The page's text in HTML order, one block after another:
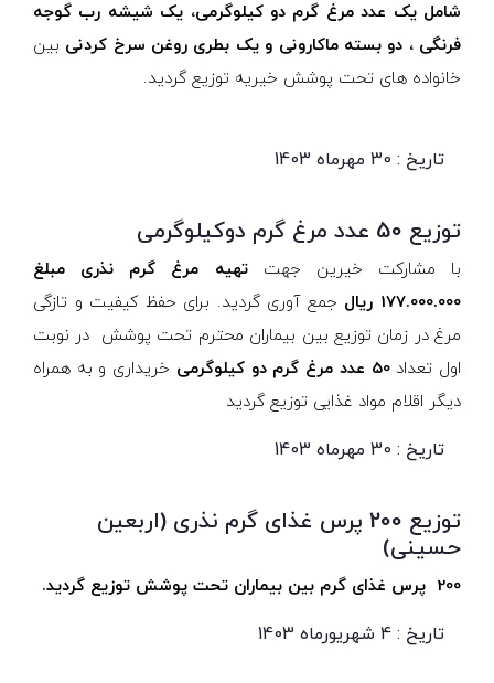
شامل یک عدد مرغ گرم دو کیلوگرمی، یک شیشه رب گوجه
فرنگی ، دو بسته ماکارونی و یک بطری روغن سرخ کردنی بین
خانواده های تحت پوشش خیریه توزیع گردید.
تاریخ : 30 مهرماه 1403
توزیع 50 عدد مرغ گرم دوکیلوگرمی
با مشارکت خیرین جهتتهیه مرغ گرم نذری مبلغ
177.000.000 ریال
جمع آوری گردید. برای حفظ کیفیت و تازگی
مرغ در زمان توزیع بین بیماران محترم تحت پوشش در نوبت
اول تعداد50 عدد مرغ گرم دو کیلوگرمی
خریداری و به همراه
دیگر اقلام مواد غذایی توزیع گردید
تاریخ : 30 مهرماه 1403
توزیع 200 پرس غذای گرم نذری (اربعین
حسینی)
200 پرس غذای گرم بین بیماران تحت پوشش توزیع گردید.
تاریخ : 4 شهریورماه 1403